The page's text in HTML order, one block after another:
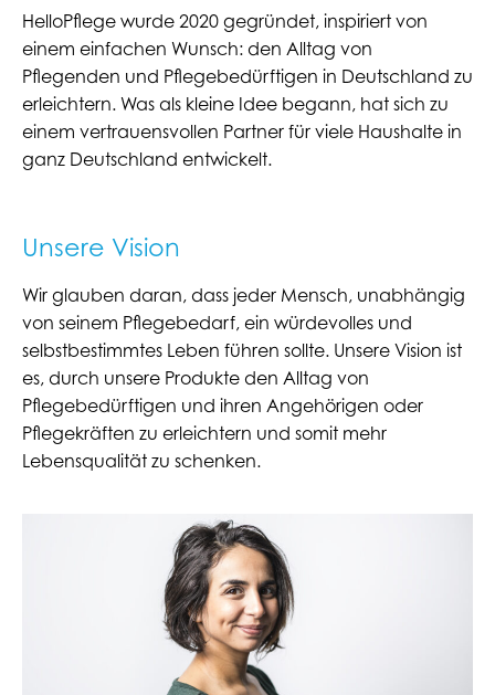
HelloPflege wurde 2020 gegründet, inspiriert von
einem einfachen Wunsch: den Alltag von
Pflegenden und Pflegebedürftigen in Deutschland zu
erleichtern. Was als kleine Idee begann, hat sich zu
einem vertrauensvollen Partner für viele Haushalte in
ganz Deutschland entwickelt.
Unsere Vision
Wir glauben daran, dass jeder Mensch, unabhängig
von seinem Pflegebedarf, ein würdevolles und
selbstbestimmtes Leben führen sollte. Unsere Vision ist
es, durch unsere Produkte den Alltag von
Pflegebedürftigen und ihren Angehörigen oder
Pflegekräften zu erleichtern und somit mehr
Lebensqualität zu schenken.